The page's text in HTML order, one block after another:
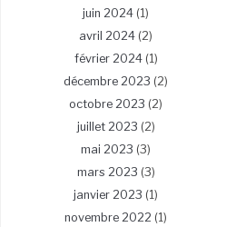
juin 2024 (1)
avril 2024 (2)
février 2024(1)
décembre 2023 (2)
octobre 2023 (2)
juillet 2023 (2)
mai 2023 (3)
mars 2023 (3)
janvier 2023 (1)
novembre 2022 (1)